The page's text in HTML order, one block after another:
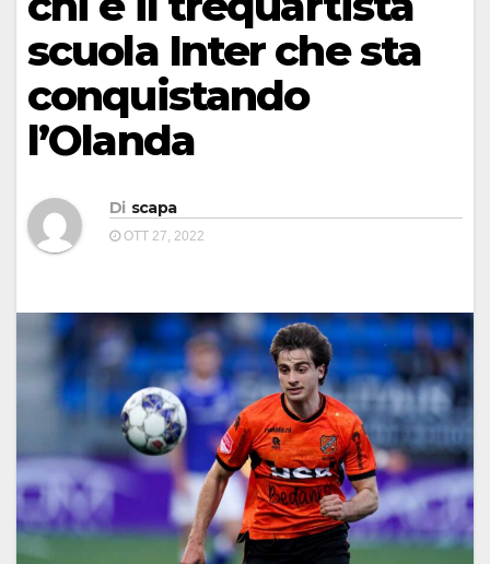
scuola Inter che sta
conquistando
l’Olanda
Di scapa
OTT 27, 2022